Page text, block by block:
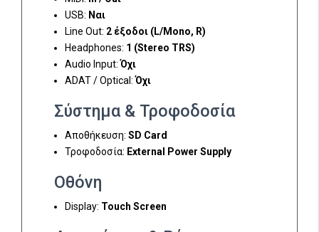
USB: Ναι
Line Out: 2 έξοδοι (L/Mono, R)
Headphones: 1 (Stereo TRS)
Audio Input:Όχι
ADAT / Optical:Όχι
Σύστημα & Τροφοδοσία
Αποθήκευση: SD Card
Τροφοδοσία: External Power Supply
Οθόνη
Display: Touch Screen